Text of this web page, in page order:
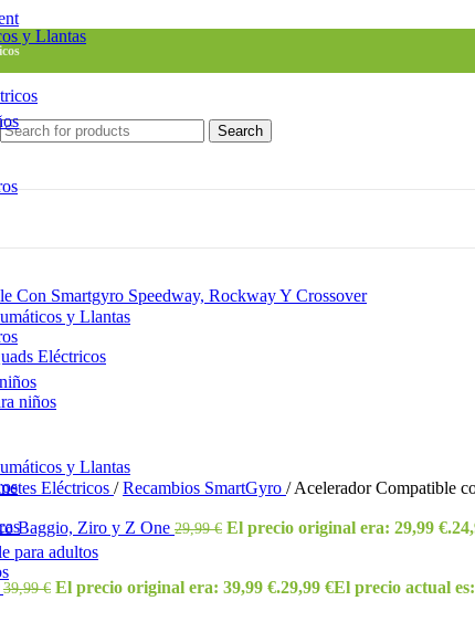
Search
y Llantas
y Llantas
Eléctricos
niños
y Llantas
para adultos
Eléctricos / Recambios SmartGyro / Acelerador Compatible
Baggio, Ziro y Z One 29,99€ El precio original era: 29,99 €.
39,99€ El precio original era: 39,99 €.29,99 €El precio actual